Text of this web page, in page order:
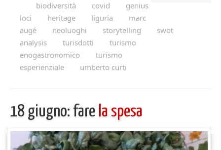
biodiversità
covid
genius
loci
heritage liguria
marc
augé
neoluoghi storytelling
swot
analysis
turisdotti
turismo
enogastronomico
turismo
esperienziale
umberto curti
18 giugno: fare la spesa